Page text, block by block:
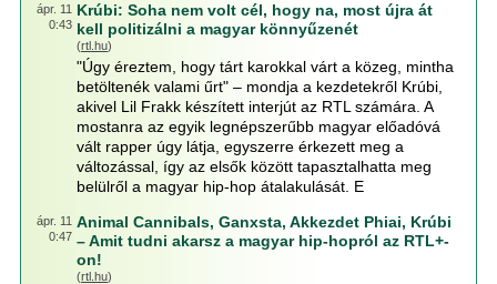
ápr. 11
0:43
Krúbi: Soha nem volt cél, hogy na, most újra át
kell politizálni a magyar könnyűzenét
(rtl.hu)
"Úgy éreztem, hogy tárt karokkal várt a közeg, mintha
betöltenék valami űrt" – mondja a kezdetekről Krúbi,
akivel Lil Frakk készített interjút az RTL számára. A
mostanra az egyik legnépszerűbb magyar előadóvá
vált rapper úgy látja, egyszerre érkezett meg a
változással, így az elsők között tapasztalhatta meg
belülről a magyar hip-hop átalakulását. E
ápr. 11
0:47
Animal Cannibals, Ganxsta, Akkezdet Phiai, Krúbi
– Amit tudni akarsz a magyar hip-hopról az RTL+-
on!
(rtl.hu)